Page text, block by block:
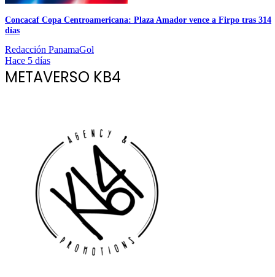
Concacaf Copa Centroamericana: Plaza Amador vence a Firpo tras 314
días
Redacción PanamaGol
Hace 5 días
METAVERSO KB4